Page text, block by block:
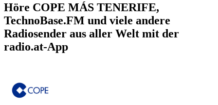
Höre COPE MÁS TENERIFE,
TechnoBase.FM und viele andere
Radiosender aus aller Welt mit der
radio.at-App